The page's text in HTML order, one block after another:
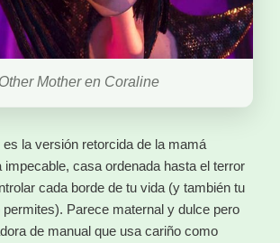
Other Mother en Coraline
la versión retorcida de la mamá
impecable, casa ordenada hasta el terror
cada borde de tu vida (y también tu
Parece maternal y dulce pero
de manual que usa cariño como